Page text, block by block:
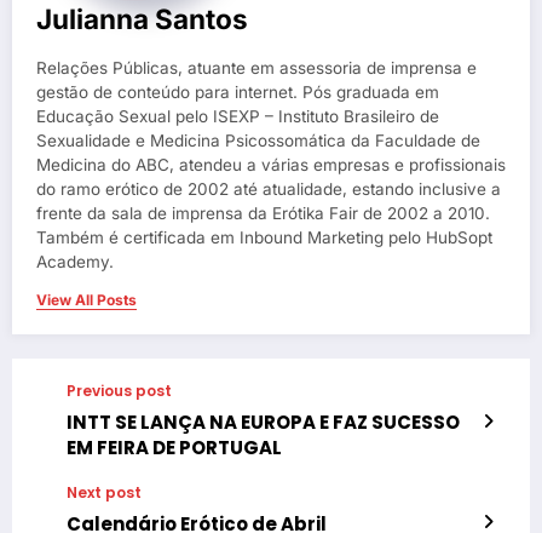
Julianna Santos
Relações Públicas, atuante em assessoria de imprensa e
gestão de conteúdo para internet. Pós graduada em
Educação Sexual pelo ISEXP – Instituto Brasileiro de
Sexualidade e Medicina Psicossomática da Faculdade de
Medicina do ABC, atendeu a várias empresas e profissionais
do ramo erótico de 2002 até atualidade, estando inclusive a
frente da sala de imprensa da Erótika Fair de 2002 a 2010.
Também é certificada em Inbound Marketing pelo HubSopt
Academy.
View All Posts
Previous post
INTT SE LANÇA NA EUROPA E FAZ SUCESSO
EM FEIRA DE PORTUGAL
Next post
Calendário Erótico de Abril